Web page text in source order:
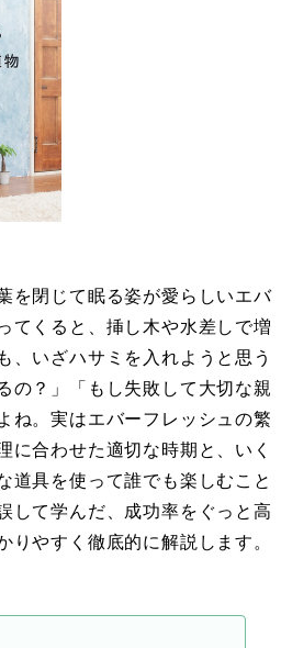
を閉じて眠る姿が愛らしいエバ
てくると、挿し木や水差しで増
、いざハサミを入れようと思う
の？」「もし失敗して大切な親
ね。実はエバーフレッシュの繁
合わせた適切な時期と、いく
道具を使って誰でも楽しむこと
して学んだ、成功率をぐっと高
やすく徹底的に解説します。